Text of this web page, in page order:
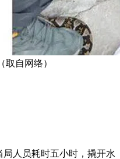
自网络）
人员耗时五小时，撬开水